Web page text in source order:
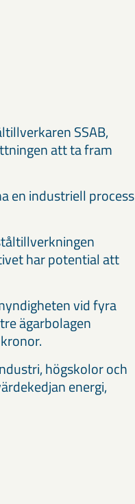
SSAB,
att ta fram
en industriell process
har potential att
vid fyra
ägarbolagen
högskolor och
energi,